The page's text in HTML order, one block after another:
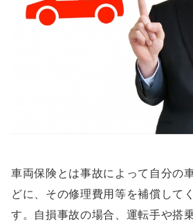
車両保険とは事故によって自分の
どに、その修理費用等を補償して
す。自損事故の場合、運転手や搭